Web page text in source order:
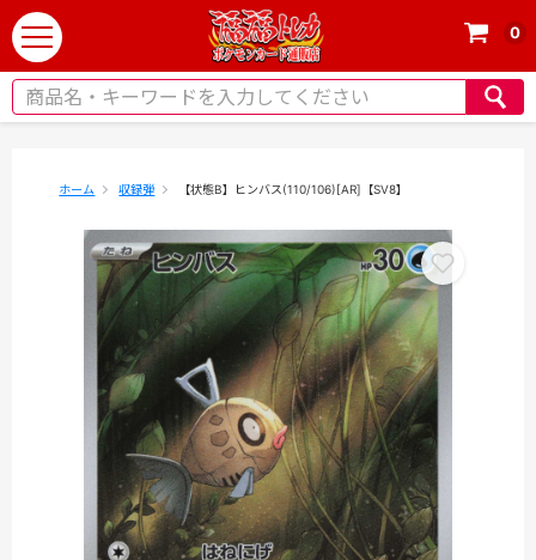
t
o
g
0
ホーム 収録弾 【状態B】ヒンバス(110/106)[AR]【SV8】